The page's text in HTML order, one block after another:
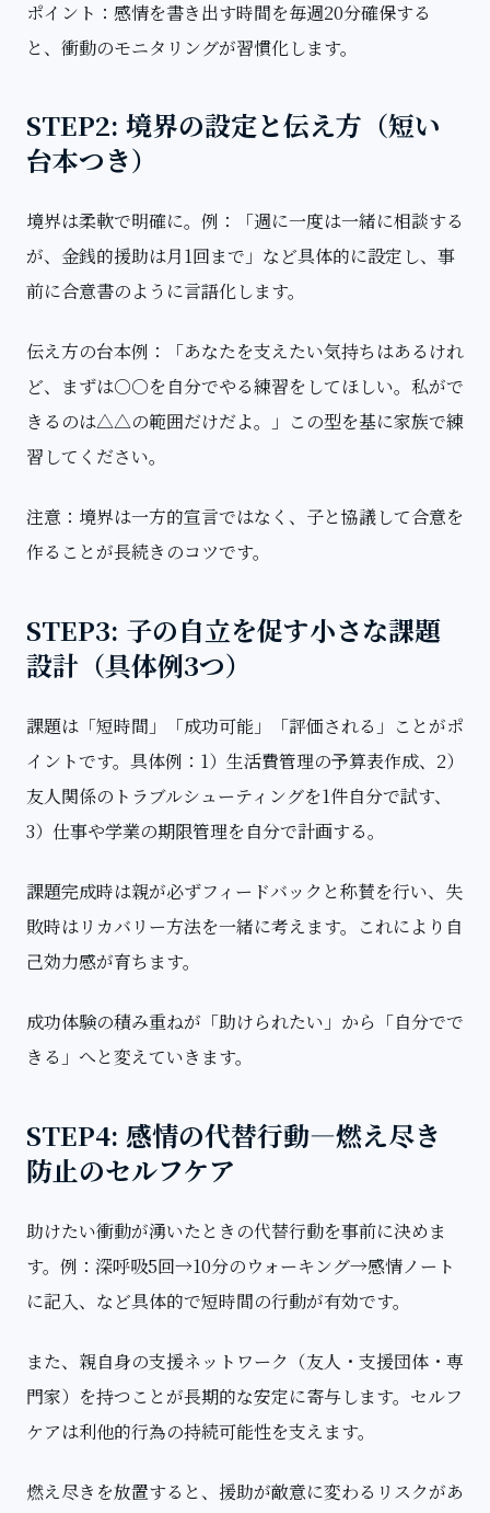
ポイント：感情を書き出す時間を毎週20分確保する
と、衝動のモニタリングが習慣化します。
STEP2: 境界の設定と伝え方（短い
台本つき）
境界は柔軟で明確に。例：「週に一度は一緒に相談する
が、金銭的援助は月1回まで」など具体的に設定し、事
前に合意書のように言語化します。
伝え方の台本例：「あなたを支えたい気持ちはあるけれ
ど、まずは○○を自分でやる練習をしてほしい。私がで
きるのは△△の範囲だけだよ。」この型を基に家族で練
習してください。
注意：境界は一方的宣言ではなく、子と協議して合意を
作ることが長続きのコツです。
STEP3: 子の自立を促す小さな課題
設計（具体例3つ）
課題は「短時間」「成功可能」「評価される」ことがポ
イントです。具体例：1）生活費管理の予算表作成、2）
友人関係のトラブルシューティングを1件自分で試す、
3）仕事や学業の期限管理を自分で計画する。
課題完成時は親が必ずフィードバックと称賛を行い、失
敗時はリカバリー方法を一緒に考えます。これにより自
己効力感が育ちます。
成功体験の積み重ねが「助けられたい」から「自分でで
きる」へと変えていきます。
STEP4: 感情の代替行動—燃え尽き
防止のセルフケア
助けたい衝動が湧いたときの代替行動を事前に決めま
す。例：深呼吸5回→10分のウォーキング→感情ノート
に記入、など具体的で短時間の行動が有効です。
また、親自身の支援ネットワーク（友人・支援団体・専
門家）を持つことが長期的な安定に寄与します。セルフ
ケアは利他的行為の持続可能性を支えます。
燃え尽きを放置すると、援助が敵意に変わるリスクがあ